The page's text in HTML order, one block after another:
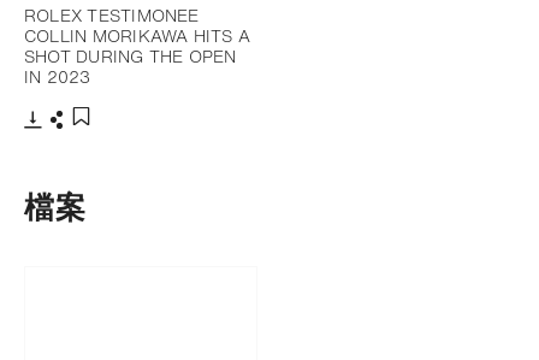
ROLEX TESTIMONEE
COLLIN MORIKAWA HITS A
SHOT DURING THE OPEN
IN 2023
檔案